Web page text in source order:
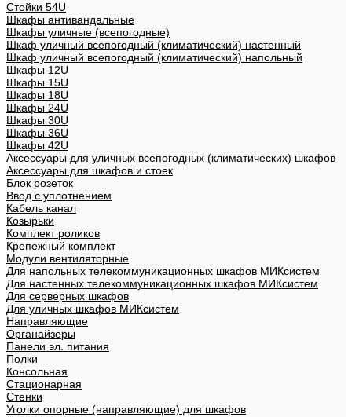
Стойки 54U
Шкафы антивандальные
Шкафы уличные (всепогодные)
Шкаф уличный всепогодный (климатический) настенный
Шкаф уличный всепогодный (климатический) напольный
Шкафы 12U
Шкафы 15U
Шкафы 18U
Шкафы 24U
Шкафы 30U
Шкафы 36U
Шкафы 42U
Аксессуары для уличных всепогодных (климатических) шкафов
Аксессуары для шкафов и стоек
Блок розеток
Ввод с уплотнением
Кабель канал
Козырьки
Комплект роликов
Крепежный комплект
Модули вентиляторные
Для напольных телекоммуникационных шкафов МИКсистем
Для настенных телекоммуникационных шкафов МИКсистем
Для серверных шкафов
Для уличных шкафов МИКсистем
Направляющие
Органайзеры
Панели эл. питания
Полки
Консольная
Стационарная
Стенки
Уголки опорные (направляющие) для шкафов